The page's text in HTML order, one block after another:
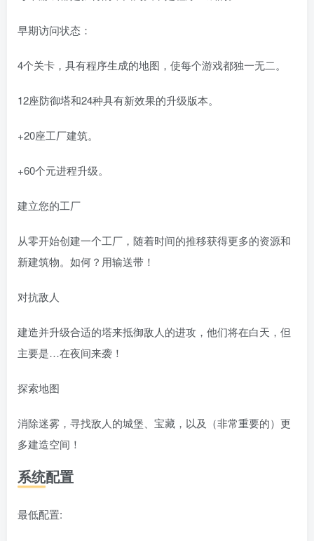
早期访问状态：
4个关卡，具有程序生成的地图，使每个游戏都独一无二。
12座防御塔和24种具有新效果的升级版本。
+20座工厂建筑。
+60个元进程升级。
建立您的工厂
从零开始创建一个工厂，随着时间的推移获得更多的资源和
新建筑物。如何？用输送带！
对抗敌人
建造并升级合适的塔来抵御敌人的进攻，他们将在白天，但
主要是…在夜间来袭！
探索地图
消除迷雾，寻找敌人的城堡、宝藏，以及（非常重要的）更
多建造空间！
系统配置
最低配置: